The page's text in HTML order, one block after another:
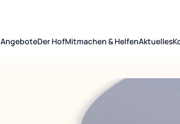
AngeboteDer HofMitmachen & HelfenAktuelles